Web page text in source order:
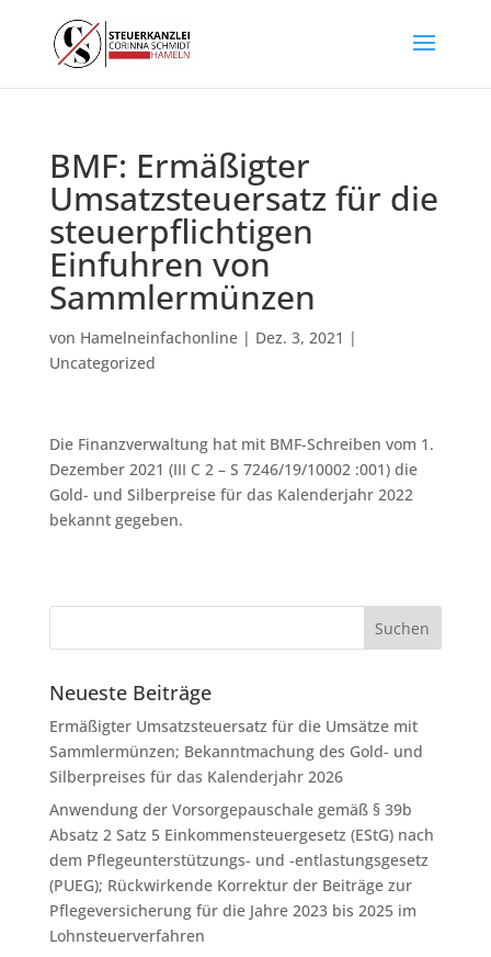
BMF: Ermäßigter
Umsatzsteuersatz für die
steuerpflichtigen
Einfuhren von
Sammlermünzen
von Hamelneinfachonline| Dez. 3, 2021 |
Uncategorized
Die Finanzverwaltung hat mit BMF-Schreiben vom 1.
Dezember 2021 (III C 2 – S 7246/19/10002 :001) die
Gold- und Silberpreise für das Kalenderjahr 2022
bekannt gegeben.
Neueste Beiträge
Ermäßigter Umsatzsteuersatz für die Umsätze mit
Sammlermünzen; Bekanntmachung des Gold- und
Silberpreises für das Kalenderjahr 2026
Anwendung der Vorsorgepauschale gemäß § 39b
Absatz 2 Satz 5 Einkommensteuergesetz (EStG) nach
dem Pflegeunterstützungs- und -entlastungsgesetz
(PUEG); Rückwirkende Korrektur der Beiträge zur
Pflegeversicherung für die Jahre 2023 bis 2025 im
Lohnsteuerverfahren